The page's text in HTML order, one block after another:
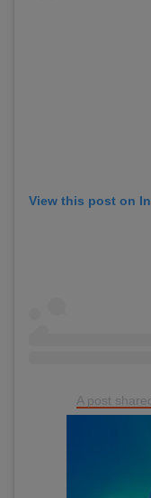
View this post on
A post